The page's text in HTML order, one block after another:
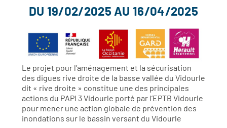
DU 19/02/2025 AU 16/04/2025
Le projet pour l’aménagement et la sécurisation
des digues rive droite de la basse vallée du Vidourle
dit « rive droite » constitue une des principales
actions du PAPI 3 Vidourle porté par l’EPTB Vidourle
pour mener une action globale de prévention des
inondations sur le bassin versant du Vidourle